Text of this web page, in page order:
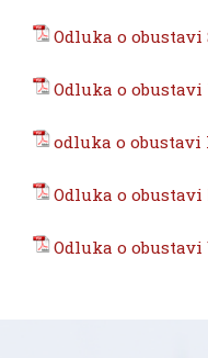
Odluka o obustavi
Odluka o obustavi
odluka o obustavi
Odluka o
Odluka o obustavi